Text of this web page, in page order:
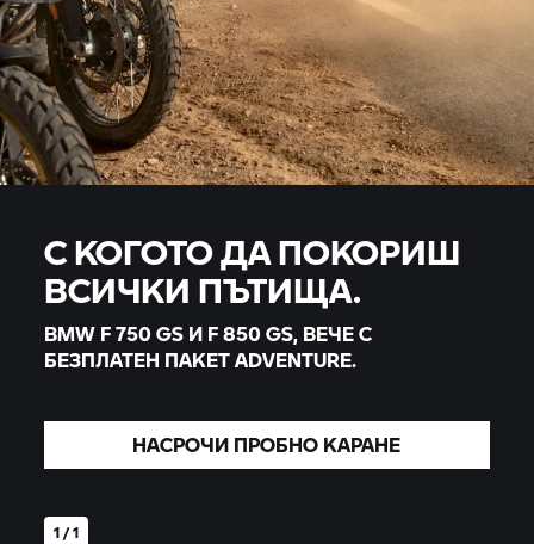
1 / 1
С КОГОТО ДА ПОКОРИШ
ВСИЧКИ ПЪТИЩА.
BMW F 750 GS И F 850 GS, ВЕЧЕ С
БЕЗПЛАТЕН ПАКЕТ ADVENTURE.
НАСРОЧИ ПРОБНО КАРАНЕ